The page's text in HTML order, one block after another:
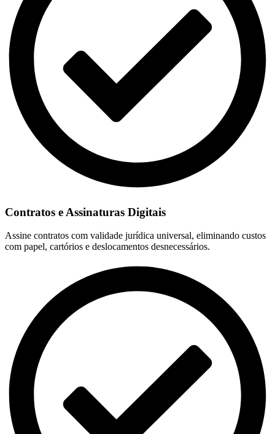
Contratos e Assinaturas Digitais
Assine contratos com validade jurídica universal, eliminando custos
com papel, cartórios e deslocamentos desnecessários.